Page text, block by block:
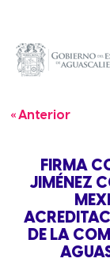
« Anterior
FIRMA
JIMÉNEZ
DE LA